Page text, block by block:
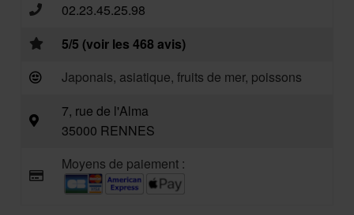
02.23.45.25.98
5/5 (voir les 468 avis)
Japonais, asiatique, fruits de mer, poissons
7, rue de l'Alma
35000 RENNES
Moyens de paiement :